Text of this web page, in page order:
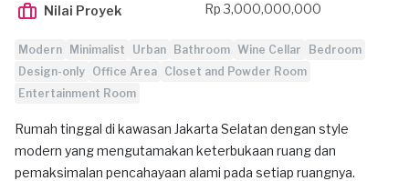
Nilai Proyek Rp 3,000,000,000
Modern Minimalist Urban Bathroom Wine Cellar
Bedroom
Design-only Office Area Closet and Powder Room
Entertainment Room
Rumah tinggal di kawasan Jakarta Selatan dengan style
modern yang mengutamakan keterbukaan ruang dan
pemaksimalan pencahayaan alami pada setiap ruangnya.